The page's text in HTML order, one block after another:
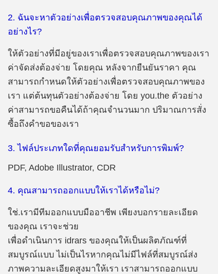
2. ฉันจะหาตัวอย่างเพื่อตรวจสอบคุณภาพของคุณได้
อย่างไร?
ให้ตัวอย่างที่มีอยู่ของเราเพื่อตรวจสอบคุณภาพของเรา
ค่าจัดส่งต้องจ่าย โดยคุณ หลังจากยืนยันราคา คุณ
สามารถกำหนดให้ตัวอย่างเพื่อตรวจสอบคุณภาพของ
เรา แต่ต้นทุนตัวอย่างต้องจ่าย โดย you.the ตัวอย่าง
ค่าสามารถขอคืนได้ถ้าคุณจำนวนมาก ปริมาณการสั่ง
ซื้อถึงคำขอของเรา
3. ไฟล์ประเภทใดที่คุณยอมรับสำหรับการพิมพ์?
PDF, Adobe Illustrator, CDR
4. คุณสามารถออกแบบให้เราได้หรือไม่?
ใช่.เรามีทีมออกแบบมืออาชีพ เพียงบอกรายละเอียด
ของคุณ เราจะช่วย
เพื่อดำเนินการ idrars ของคุณให้เป็นผลิตภัณฑ์ที่
สมบูรณ์แบบ ไม่เป็นไรหากคุณไม่มีไฟล์ที่สมบูรณ์ส่ง
ภาพความละเอียดสูงมาให้เรา เราสามารถออกแบบ